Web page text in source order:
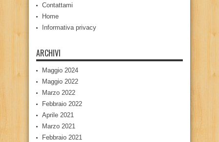
Contattami
Home
Informativa privacy
ARCHIVI
Maggio 2024
Maggio 2022
Marzo 2022
Febbraio 2022
Aprile 2021
Marzo 2021
Febbraio 2021